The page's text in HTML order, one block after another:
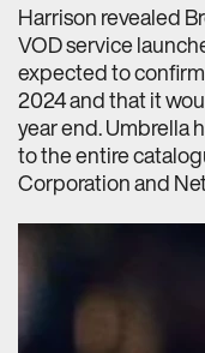
Harrison revealed
VOD service
expected to
2024 and that it
year end. Umbrella
to the entire
Corporation and